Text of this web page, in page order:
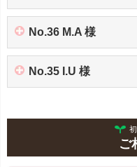
No.36 M.A 様
No.35 I.U 様
ご